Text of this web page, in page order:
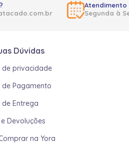
Atendimento
Segunda à
Dúvidas
de privacidade
de Pagamento
de Entrega
Devoluções
na Yora